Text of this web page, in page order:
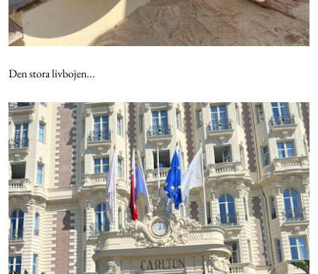
Den stora livbojen...